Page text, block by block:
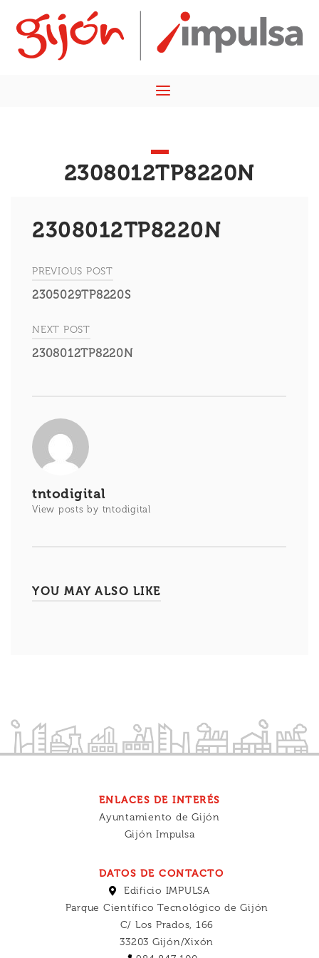
content
Home
Menu
2308012TP8220N
2308012TP8220N
Navegación
entradas
PREVIOUS POST
2305029TP8220S
NEXT POST
2308012TP8220N
tntodigital
View posts by tntodigital
YOU MAY ALSO LIKE
ENLACES DE INTERÉS
Ayuntamiento de Gijón
Gijón Impulsa
DATOS DE CONTACTO
Edificio IMPULSA
Parque Científico Tecnológico de Gijón
C/ Los Prados, 166
33203 Gijón/Xixón